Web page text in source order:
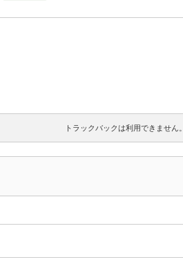
トラックバックは利用できません。